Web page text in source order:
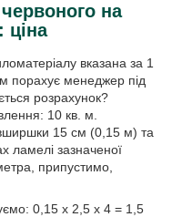
на
ціна
вказана за 1
порахує менеджер під
розрахунок?
10 кв. м.
15 см (0,15 м) та
ламелі зазначеної
припустимо,
0,15 х 2,5 х 4 = 1,5